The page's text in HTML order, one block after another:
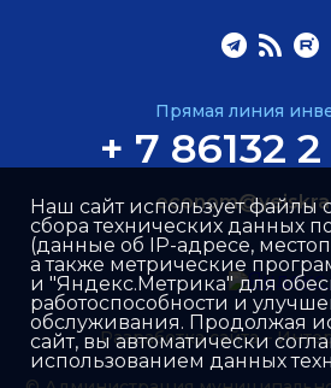
Прямая линия
+ 7 86132
Разработка сайта –
Наш сайт использует файлы
сбора технических данных
(данные об IP-адресе,
а также метрические
и "Яндекс.Метрика" для
работоспособности и
обслуживания. Продолжая
сайт, вы автоматически
использованием данных